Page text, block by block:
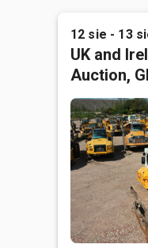
12 sie - 13
UK and
Auction,